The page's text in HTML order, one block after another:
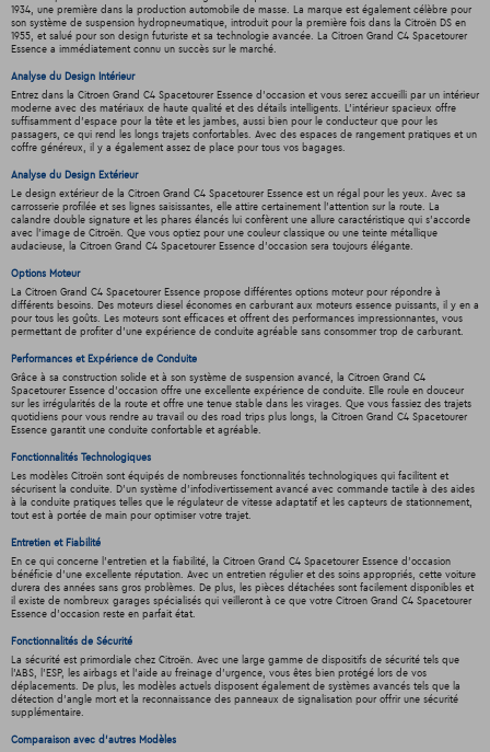
1934, une première dans la production automobile de masse. La marque est également célèbre pour
son système de suspension hydropneumatique, introduit pour la première fois dans la Citroën DS en
1955, et salué pour son design futuriste et sa technologie avancée. La Citroen Grand C4 Spacetourer
Essence a immédiatement connu un succès sur le marché.
Analyse du Design Intérieur
Entrez dans la Citroen Grand C4 Spacetourer Essence d'occasion et vous serez accueilli par un intérieur
moderne avec des matériaux de haute qualité et des détails intelligents. L'intérieur spacieux offre
suffisamment d'espace pour la tête et les jambes, aussi bien pour le conducteur que pour les
passagers, ce qui rend les longs trajets confortables. Avec des espaces de rangement pratiques et un
coffre généreux, il y a également assez de place pour tous vos bagages.
Analyse du Design Extérieur
Le design extérieur de la Citroen Grand C4 Spacetourer Essence est un régal pour les yeux. Avec sa
carrosserie profilée et ses lignes saisissantes, elle attire certainement l'attention sur la route. La
calandre double signature et les phares élancés lui confèrent une allure caractéristique qui s'accorde
avec l'image de Citroën. Que vous optiez pour une couleur classique ou une teinte métallique
audacieuse, la Citroen Grand C4 Spacetourer Essence d'occasion sera toujours élégante.
Options Moteur
La Citroen Grand C4 Spacetourer Essence propose différentes options moteur pour répondre à
différents besoins. Des moteurs diesel économes en carburant aux moteurs essence puissants, il y en a
pour tous les goûts. Les moteurs sont efficaces et offrent des performances impressionnantes, vous
permettant de profiter d'une expérience de conduite agréable sans consommer trop de carburant.
Performances et Expérience de Conduite
Grâce à sa construction solide et à son système de suspension avancé, la Citroen Grand C4
Spacetourer Essence d'occasion offre une excellente expérience de conduite. Elle roule en douceur
sur les irrégularités de la route et offre une tenue stable dans les virages. Que vous fassiez des trajets
quotidiens pour vous rendre au travail ou des road trips plus longs, la Citroen Grand C4 Spacetourer
Essence garantit une conduite confortable et agréable.
Fonctionnalités Technologiques
Les modèles Citroën sont équipés de nombreuses fonctionnalités technologiques qui facilitent et
sécurisent la conduite. D'un système d'infodivertissement avancé avec commande tactile à des aides
à la conduite pratiques telles que le régulateur de vitesse adaptatif et les capteurs de stationnement,
tout est à portée de main pour optimiser votre trajet.
Entretien et Fiabilité
En ce qui concerne l'entretien et la fiabilité, la Citroen Grand C4 Spacetourer Essence d'occasion
bénéficie d'une excellente réputation. Avec un entretien régulier et des soins appropriés, cette voiture
durera des années sans gros problèmes. De plus, les pièces détachées sont facilement disponibles et
il existe de nombreux garages spécialisés qui veilleront à ce que votre Citroen Grand C4 Spacetourer
Essence d'occasion reste en parfait état.
Fonctionnalités de Sécurité
La sécurité est primordiale chez Citroën. Avec une large gamme de dispositifs de sécurité tels que
l'ABS, l'ESP, les airbags et l'aide au freinage d'urgence, vous êtes bien protégé lors de vos
déplacements. De plus, les modèles actuels disposent également de systèmes avancés tels que la
détection d'angle mort et la reconnaissance des panneaux de signalisation pour offrir une sécurité
supplémentaire.
Comparaison avec d'autres Modèles